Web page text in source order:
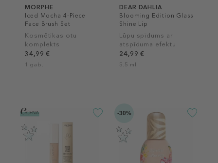
MORPHE
Iced Mocha 4-Piece
Face Brush Set
Kosmētikas otu
komplekts
34,99 €
1 gab.
DEAR DAHLIA
Blooming Edition Glass
Shine Lip
Lūpu spīdums ar
atspīduma efektu
24,99 €
5.5 ml
-30%